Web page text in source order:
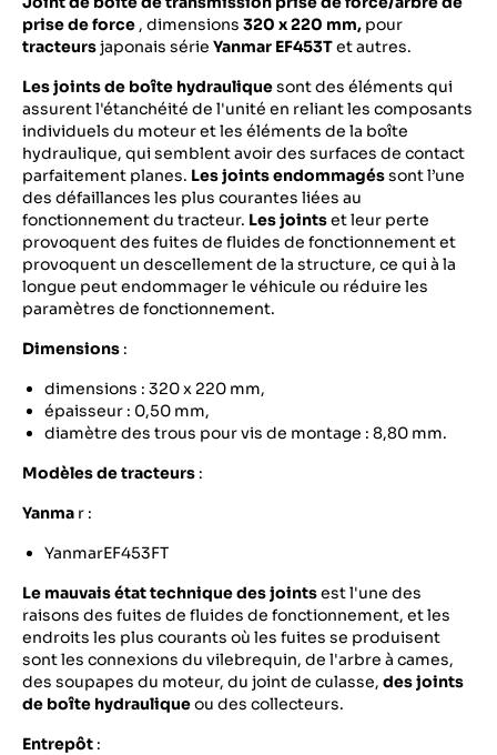
prise de force , dimensions 320 x 220 mm, pour
tracteursjaponais série Yanmar EF453Tet autres.
Les joints de boîte hydrauliquesont des éléments qui
assurent l'étanchéité de l'unité en reliant les composants
individuels du moteur et les éléments de la boîte
hydraulique, qui semblent avoir des surfaces de contact
parfaitement planes. Les joints endommagéssont l’une
des défaillances les plus courantes liées au
fonctionnement du tracteur. Les jointset leur perte
provoquent des fuites de fluides de fonctionnement et
provoquent un descellement de la structure, ce qui à la
longue peut endommager le véhicule ou réduire les
paramètres de fonctionnement.
Dimensions :
dimensions : 320 x 220 mm,
épaisseur : 0,50 mm,
diamètre des trous pour vis de montage : 8,80 mm.
Modèles de tracteurs :
Yanma r :
YanmarEF453FT
Le mauvais état technique des jointsest l'une des
raisons des fuites de fluides de fonctionnement, et les
endroits les plus courants où les fuites se produisent
sont les connexions du vilebrequin, de l'arbre à cames,
des soupapes du moteur, du joint de culasse, des joints
de boîte hydrauliqueou des collecteurs.
Entrepôt :